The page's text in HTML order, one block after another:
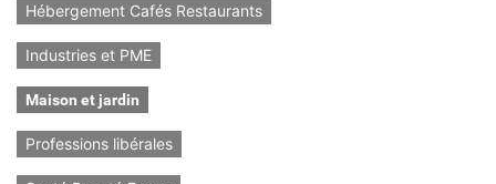
Hébergement Cafés Restaurants
Industries et PME
Maison et jardin
Professions libérales